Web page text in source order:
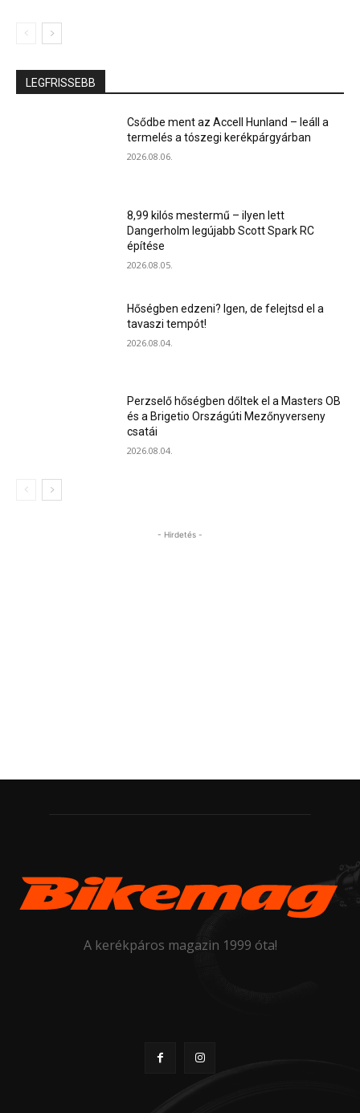
LEGFRISSEBB
Csődbe ment az Accell Hunland – leáll a
termelés a tószegi kerékpárgyárban
2026.08.06.
8,99 kilós mestermű – ilyen lett
Dangerholm legújabb Scott Spark RC
építése
2026.08.05.
Hőségben edzeni? Igen, de felejtsd el a
tavaszi tempót!
2026.08.04.
Perzselő hőségben dőltek el a Masters OB
és a Brigetio Országúti Mezőnyverseny
csatái
2026.08.04.
- Hirdetés -
A kerékpáros magazin 1999 óta!